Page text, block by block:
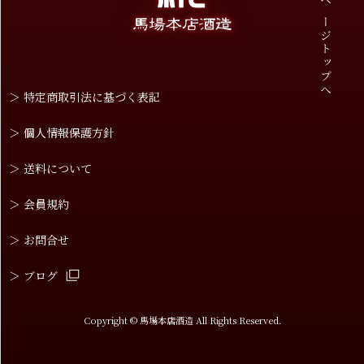
ページトップへ
＞ 特定商取引法に基づく表記
＞ 個人情報保護方針
＞ 送料について
＞ 会員規約
＞ お問合せ
＞ ブログ
Copyright © 馬場本店酒造 All Rights Reserved.